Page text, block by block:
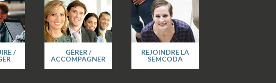
/
GÉRER /
ACCOMPAGNER
REJOINDRE LA
SEMCODA